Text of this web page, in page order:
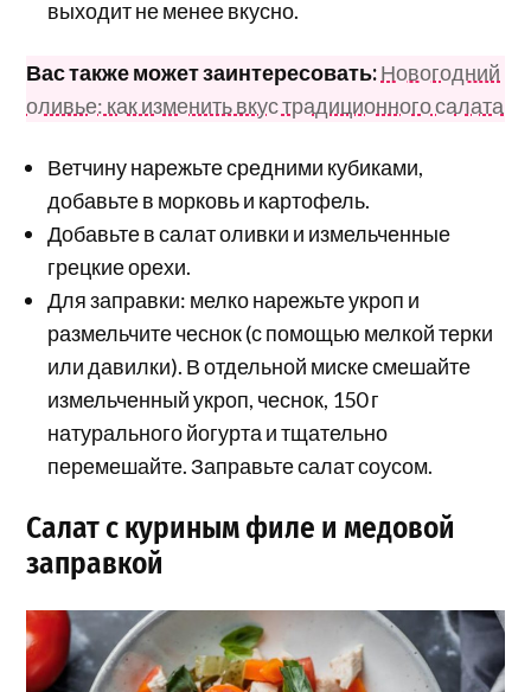
выходит не менее вкусно.
Вас также может заинтересовать:Новогодний
оливье: как изменить вкус традиционного салата
Ветчину нарежьте средними кубиками,
добавьте в морковь и картофель.
Добавьте в салат оливки и измельченные
грецкие орехи.
Для заправки: мелко нарежьте укроп и
размельчите чеснок (с помощью мелкой терки
или давилки). В отдельной миске смешайте
измельченный укроп, чеснок, 150 г
натурального йогурта и тщательно
перемешайте. Заправьте салат соусом.
Салат с куриным филе и медовой
заправкой